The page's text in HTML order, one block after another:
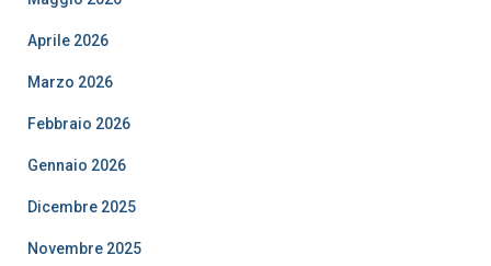
Aprile 2026
Marzo 2026
Febbraio 2026
Gennaio 2026
Dicembre 2025
Novembre 2025